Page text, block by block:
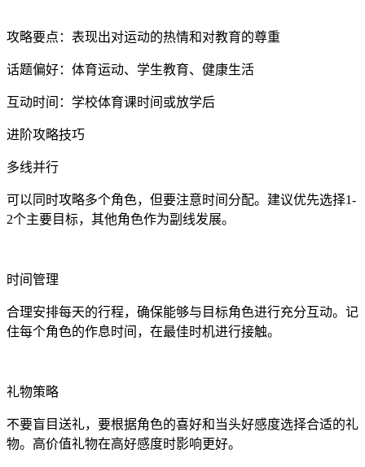
攻略要点：表现出对运动的热情和对教育的尊重
话题偏好：体育运动、学生教育、健康生活
互动时间：学校体育课时间或放学后
进阶攻略技巧
多线并行
可以同时攻略多个角色，但要注意时间分配。建议优先选择1-
2个主要目标，其他角色作为副线发展。
时间管理
合理安排每天的行程，确保能够与目标角色进行充分互动。记
住每个角色的作息时间，在最佳时机进行接触。
礼物策略
不要盲目送礼，要根据角色的喜好和当头好感度选择合适的礼
物。高价值礼物在高好感度时影响更好。